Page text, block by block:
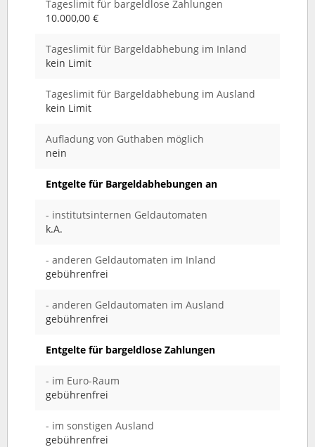
Tageslimit für bargeldlose Zahlungen
10.000,00 €
Tageslimit für Bargeldabhebung im Inland
kein Limit
Tageslimit für Bargeldabhebung im Ausland
kein Limit
Aufladung von Guthaben möglich
nein
Entgelte für Bargeldabhebungen an
- institutsinternen Geldautomaten
k.A.
- anderen Geldautomaten im Inland
gebührenfrei
- anderen Geldautomaten im Ausland
gebührenfrei
Entgelte für bargeldlose Zahlungen
- im Euro-Raum
gebührenfrei
- im sonstigen Ausland
gebührenfrei